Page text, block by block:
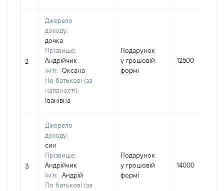
2
Джерело
доходу:
дочка
Прізвище:
Андрійчик
Ім'я:
Оксана
По батькові (за
наявності):
Іванівна
Подарунок
у грошовій
формі
12500
3
Джерело
доходу:
син
Прізвище:
Андрійчик
Ім'я:
Андрій
По батькові (за
Подарунок
у грошовій
формі
14000